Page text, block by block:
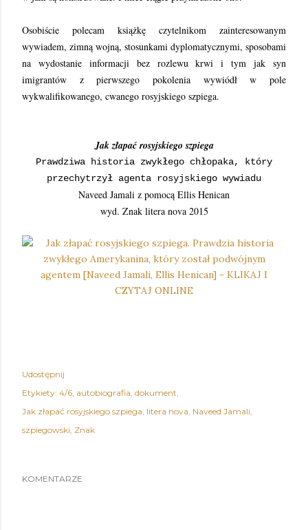
Osobiście polecam książkę czytelnikom zainteresowanym
wywiadem, zimną wojną, stosunkami dyplomatycznymi, sposobami
na wydostanie informacji bez rozlewu krwi i tym jak syn
imigrantów z pierwszego pokolenia wywiódł w pole
wykwalifikowanego, cwanego rosyjskiego szpiega.
Jak złapać rosyjskiego szpiega
Prawdziwa historia zwykłego chłopaka, który
przechytrzył agenta rosyjskiego wywiadu
Naveed Jamali z pomocą Ellis Henican
wyd. Znak litera nova 2015
Udostępnij
Etykiety: 4/6 autobiografia dokument
Jak złapać rosyjskiego szpiega litera nova Naveed Jamali
szpiegowski Znak
KOMENTARZE